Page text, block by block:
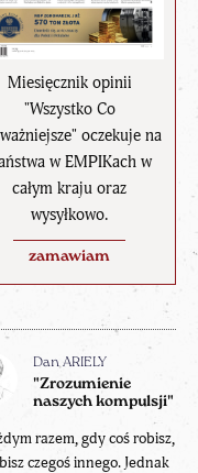
Miesięcznik opinii
"Wszystko Co
oczekuje na
w EMPIKach w
całym kraju oraz
wysyłkowo.
zamawiam
Dan ARIELY
"Zrozumienie
naszych kompulsji"
razem, gdy coś robisz,
czegoś innego. Jednak